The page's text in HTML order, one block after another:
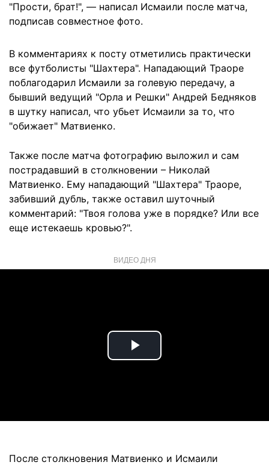
"Прости, брат!", — написал Исмаили после матча,
подписав совместное фото.
В комментариях к посту отметились практически
все футболисты "Шахтера". Нападающий Траоре
поблагодарил Исмаили за голевую передачу, а
бывший ведущий "Орла и Решки" Андрей Бедняков
в шутку написал, что убьет Исмаили за то, что
"обижает" Матвиенко.
Также после матча фотографию выложил и сам
пострадавший в столкновении – Николай
Матвиенко. Ему нападающий "Шахтера" Траоре,
забивший дубль, также оставил шуточный
комментарий: "Твоя голова уже в порядке? Или все
еще истекаешь кровью?".
ВИДЕО ДНЯ
Play
После столкновения Матвиенко и Исмаили